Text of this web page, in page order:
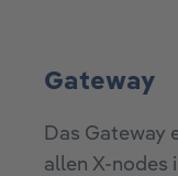
Gateway
Das Gateway
allen X-nodes